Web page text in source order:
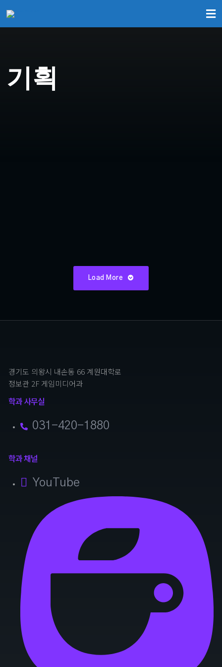
기획
Load More
경기도 의왕시 내손동 66 계원대학로
정보관 2F 게임미디어과
학과 사무실
031-420-1880
학과 채널
YouTube